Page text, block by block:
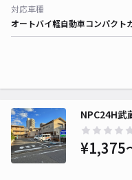
対応車種
オートバイ軽自動車コンパクト
NPC24H武
¥1,375